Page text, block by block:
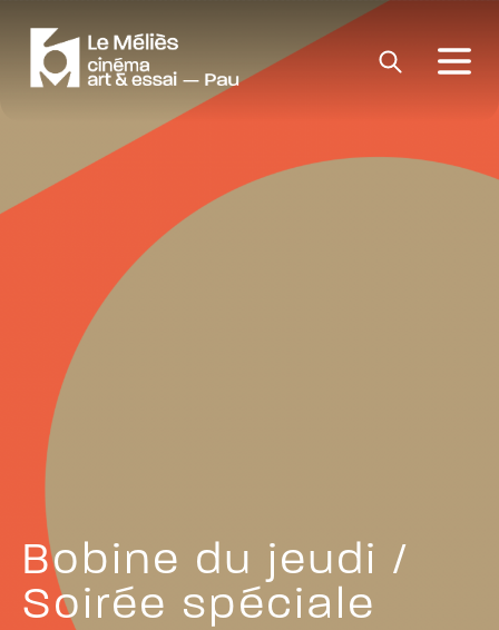
Bobine du jeudi /
Soirée spéciale